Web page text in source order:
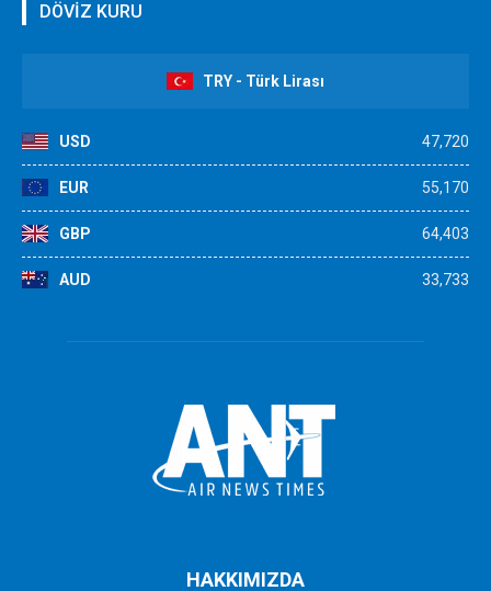
DÖVİZ KURU
TRY - Türk Lirası
USD 47,720
EUR 55,170
GBP 64,403
AUD 33,733
HAKKIMIZDA